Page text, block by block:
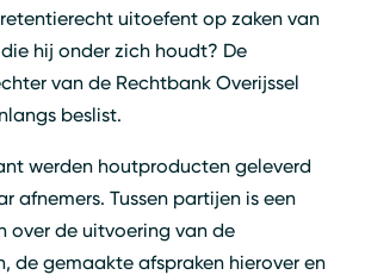
uitoefent op zaken van
hij onder zich houdt? De
van de Rechtbank Overijssel
beslist.
werden houtproducten geleverd
afnemers. Tussen partijen is een
over de uitvoering van de
de gemaakte afspraken hierover en